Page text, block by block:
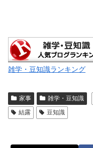
雑学・豆知識ランキング
家事 雑学・豆知識
結露
豆知識